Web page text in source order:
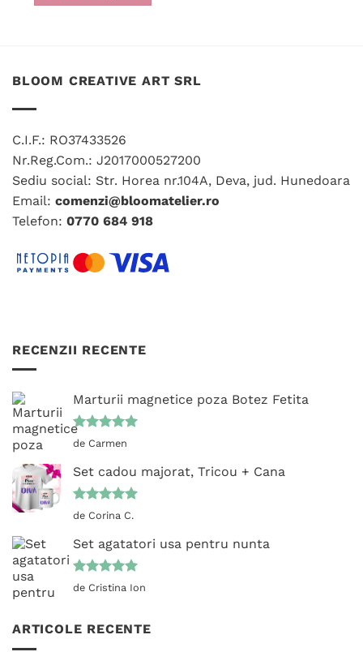
BLOOM CREATIVE ART SRL
C.I.F.: RO37433526
Nr.Reg.Com.: J2017000527200
Sediu social: Str. Horea nr.104A, Deva, jud. Hunedoara
Email: comenzi@bloomatelier.ro
Telefon: 0770 684 918
RECENZII RECENTE
Marturii magnetice poza Botez Fetita
Evaluat la
de Carmen
Set cadou majorat, Tricou + Cana
Evaluat la
de Corina C.
Set agatatori usa pentru nunta
Evaluat la
de Cristina Ion
ARTICOLE RECENTE